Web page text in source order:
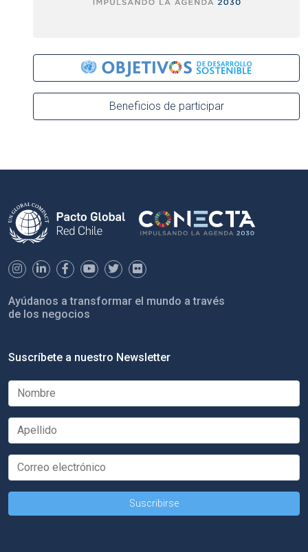
Beneficios de participar
Ayúdanos a transformar el mundo a través
de los negocios
Suscríbete a nuestro Newsletter